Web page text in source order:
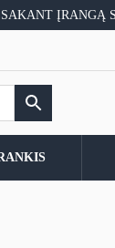
ĮRANGĄ